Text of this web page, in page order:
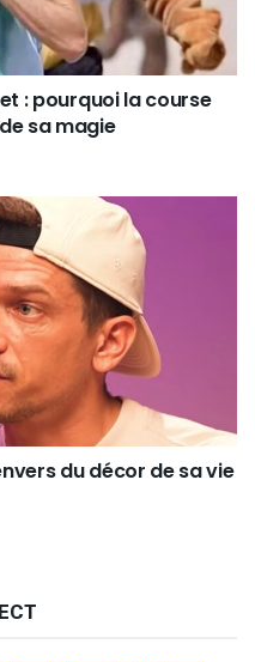
: pourquoi la course
sa magie
du décor de sa vie